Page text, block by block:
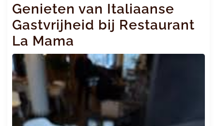
Genieten van Italiaanse
Gastvrijheid bij Restaurant
La Mama